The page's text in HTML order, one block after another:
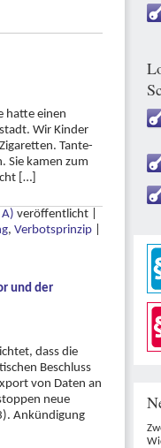
hatte einen
Wir Kinder
Tante-
Sie kamen zum
[…]
veröffentlicht
, Verbotsprinzip
und der
dass die
Beschluss
von Daten an
neue
Ankündigung